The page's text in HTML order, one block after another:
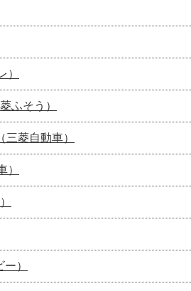
）
ふそう）
菱自動車）
）
）